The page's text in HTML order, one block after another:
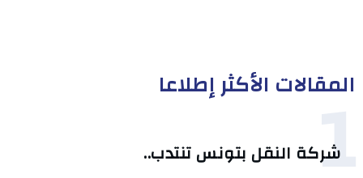
المقالات الأكثر إطلاعا
1
شركة النقل بتونس تنتدب..